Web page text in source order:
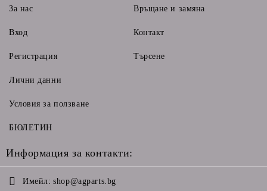
За нас
Вход
Регистрация
Връщане и замяна
Контакт
Търсене
Лични данни
Условия за ползване
БЮЛЕТИН
Информация за контакти:
Имейл: shop@agparts.bg